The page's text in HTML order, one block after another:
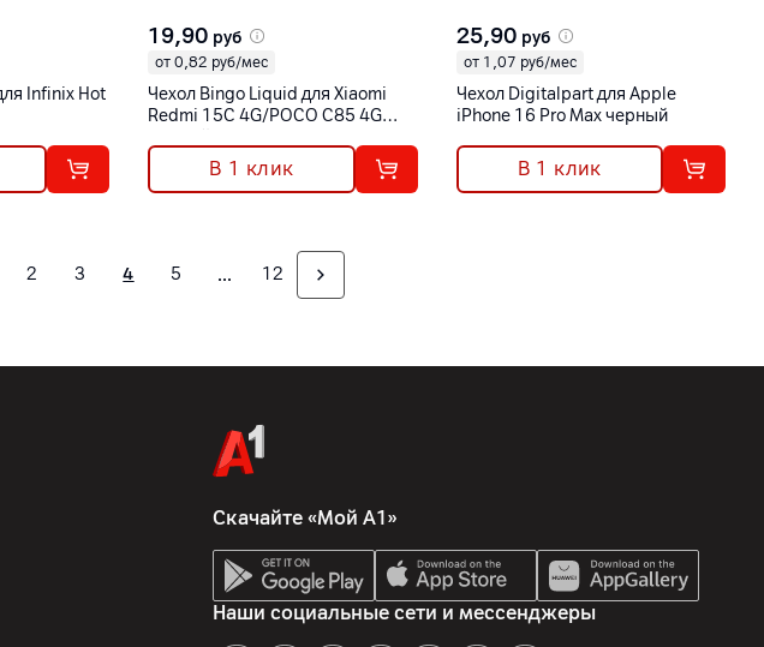
Infinix Hot
19,90 руб
от 0,82 руб/мес
Чехол Bingo Liquid для Xiaomi
Redmi 15C 4G/POCO C85 4G
В 1 клик
25,90 руб
от 1,07 руб/мес
Чехол Digitalpart для Apple
iPhone 16 Pro Max черный
В 1 клик
2 3 4 5 12
Скачайте «Мой А1»
Наши социальные сети и мессенджеры